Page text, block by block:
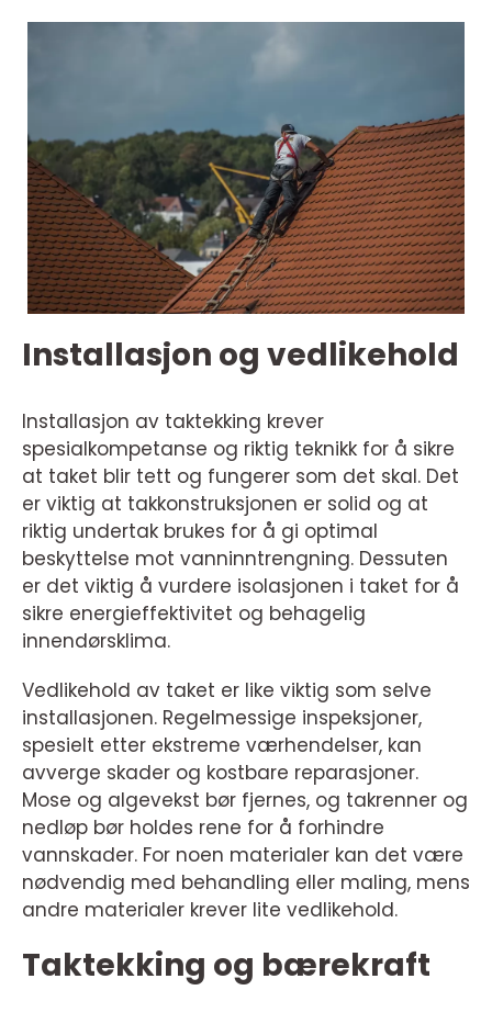
Installasjon og vedlikehold
Installasjon av taktekking krever
spesialkompetanse og riktig teknikk for å sikre
at taket blir tett og fungerer som det skal. Det
er viktig at takkonstruksjonen er solid og at
riktig undertak brukes for å gi optimal
beskyttelse mot vanninntrengning. Dessuten
er det viktig å vurdere isolasjonen i taket for å
sikre energieffektivitet og behagelig
innendørsklima.
Vedlikehold av taket er like viktig som selve
installasjonen. Regelmessige inspeksjoner,
spesielt etter ekstreme værhendelser, kan
avverge skader og kostbare reparasjoner.
Mose og algevekst bør fjernes, og takrenner og
nedløp bør holdes rene for å forhindre
vannskader. For noen materialer kan det være
nødvendig med behandling eller maling, mens
andre materialer krever lite vedlikehold.
Taktekking og bærekraft